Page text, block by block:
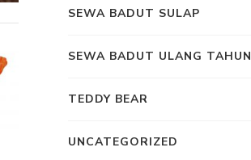
SEWA BADUT SULAP
SEWA BADUT ULANG TAHUN
TEDDY BEAR
UNCATEGORIZED